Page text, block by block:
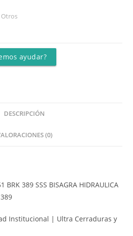
Otros
ayudar?
DESCRIPCIÓN
(0)
BRK 389 SSS BISAGRA HIDRAULICA
Institucional | Ultra Cerraduras y